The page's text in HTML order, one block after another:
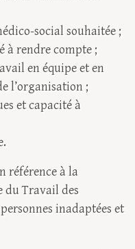
social souhaitée ;
à rendre compte ;
en équipe et en
l’organisation ;
et capacité à
référence à la
du Travail des
inadaptées et